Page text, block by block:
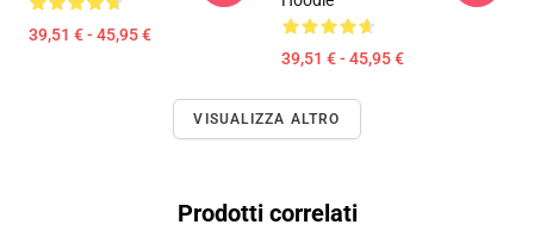
39,51 € - 45,95 €
39,51 € - 45,95 €
VISUALIZZA ALTRO
Prodotti correlati